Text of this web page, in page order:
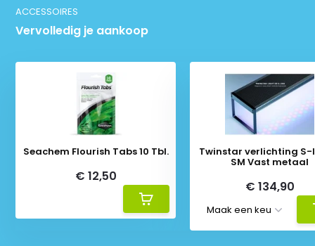
ACCESSOIRES
Vervolledig je aankoop
Seachem Flourish Tabs 10 Tbl.
€ 12,50
Twinstar verlichting S-
SM Vast metaal
€ 134,90